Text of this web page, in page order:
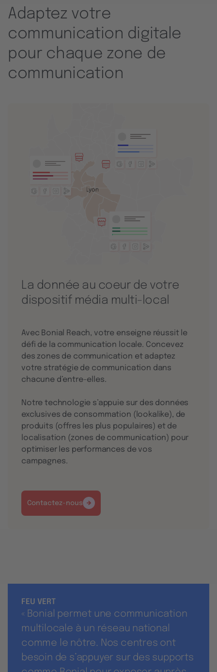
Adaptez votre
communication digitale
pour chaque zone de
communication
La donnée au coeur de votre
dispositif média multi-local
Avec Bonial Reach, votre enseigne réussit le
défi de la communication locale. Concevez
des zones de communication et adaptez
votre stratégie de communication dans
chacune d’entre-elles.
Notre technologie s’appuie sur des données
exclusives de consommation (lookalike), de
produits (offres les plus populaires) et de
localisation (zones de communication) pour
optimiser les performances de vos
campagnes.
Contactez-nous
FEU VERT
« Bonial permet une communication
multilocale à un réseau national
comme le nôtre. Nos centres ont
besoin de s’appuyer sur des supports